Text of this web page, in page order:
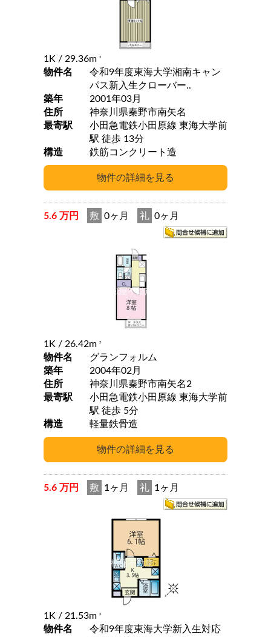
1K / 29.36m 2
物件名
令和9年度東海大学湘南キャン
パス新入生クローバー..
築年
2001年03月
住所
神奈川県秦野市南矢名
最寄駅
小田急電鉄小田原線 東海大学前
駅 徒歩 13分
構造
鉄筋コンクリート造
5.6 万円 敷 0ヶ月 礼 0ヶ月
1K / 26.42m 2
物件名
グランフォルム
築年
2004年02月
住所
神奈川県秦野市南矢名2
最寄駅
小田急電鉄小田原線 東海大学前
駅 徒歩 5分
構造
軽量鉄骨造
5.6 万円 敷 1ヶ月 礼 1ヶ月
1K / 21.53m 2
物件名
令和9年度東海大学新入生対応